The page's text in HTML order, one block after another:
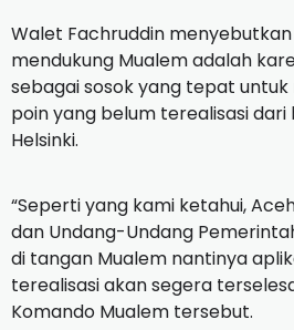
Walet Fachruddin
mendukung Mualem adalah
sebagai sosok yang tepat
poin yang belum terealisasi
Helsinki.
“Seperti yang kami ketahui,
dan Undang-Undang
di tangan Mualem nantinya
terealisasi akan segera
Komando Mualem tersebut.